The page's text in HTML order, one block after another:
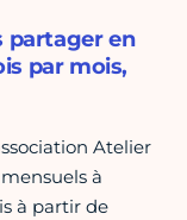
partager en
par mois,
Atelier
à
à partir de